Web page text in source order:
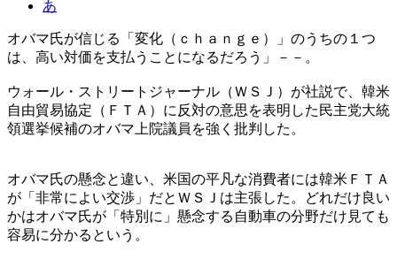
あ
オバマ氏が信じる「変化（ｃｈａｎｇｅ）」のうちの１つ
は、高い対価を支払うことになるだろう」－－。
ウォール・ストリートジャーナル（ＷＳＪ）が社説で、韓米
自由貿易協定（ＦＴＡ）に反対の意思を表明した民主党大統
領選挙候補のオバマ上院議員を強く批判した。
オバマ氏の懸念と違い、米国の平凡な消費者には韓米ＦＴＡ
が「非常によい交渉」だとＷＳＪは主張した。どれだけ良い
かはオバマ氏が「特別に」懸念する自動車の分野だけ見ても
容易に分かるという。